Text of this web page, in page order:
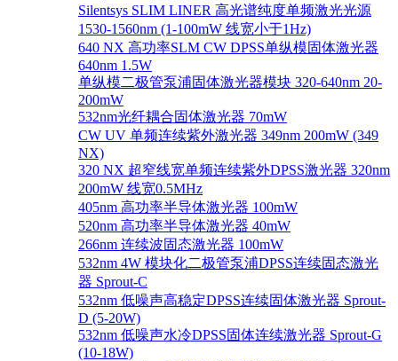
Silentsys SLIM LINER 高光谱纯度单频激光光源
1530-1560nm (1-100mW 线宽小于1Hz)
640 NX 高功率SLM CW DPSS单纵模固体激光器
640nm 1.5W
单纵模二极管泵浦固体激光器模块 320-640nm 20-
200mW
532nm光纤耦合固体激光器 70mW
CW UV 单频连续紫外激光器 349nm 200mW (349
NX)
320 NX 超窄线宽单频连续紫外DPSS激光器 320nm
200mW 线宽0.5MHz
405nm 高功率半导体激光器 100mW
520nm 高功率半导体激光器 40mW
266nm 连续波固态激光器 100mW
532nm 4W 模块化二极管泵浦DPSS连续固态激光
器 Sprout-C
532nm 低噪声高稳定DPSS连续固体激光器 Sprout-
D (5-20W)
532nm 低噪声水冷DPSS固体连续激光器 Sprout-G
(10-18W)